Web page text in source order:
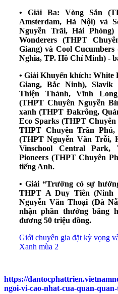
• Giải Ba: Vòng Sắn
Amsterdam, Hà Nội) và
Nguyễn Trãi, Hải
Wonderers (THPT
Giang) và Cool
Nghĩa, TP. Hồ Chí Minh) -
• Giải Khuyến khích: White
Giang, Bắc Ninh), Slavik
Thiện Thành, Vĩnh
(THPT Chuyên Nguyễn
xanh (THPT Đakrông,
Eco Sparks (THPT
THPT Chuyên Trần Phú,
(THPT Nguyễn Văn Trỗi,
Vinschool Central
Pioneers (THPT Chuyên
tiếng Anh.
• Giải “Trường có sự
THPT A Duy Tiên (Ninh
Nguyễn Văn Thoại (Đà
nhận phần thưởng bằng
đương 50 triệu đồng.
Giới chuyên gia đặt kỳ vọng
Xanh mùa 2
https://
ngoi-vi-cao-nhat-cua-quan-